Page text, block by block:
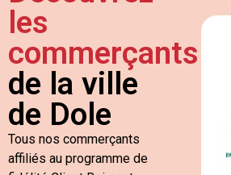
les
commerçants
de la ville
de Dole
Tous nos commerçants
affiliés au programme de